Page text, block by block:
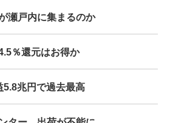
瀬戸内に集まるのか
％還元はお得か
5.8兆円で過去最高